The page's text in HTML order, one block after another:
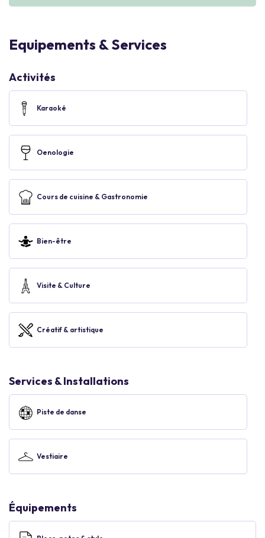
Equipements & Services
Activités
Karaoké
Oenologie
Cours de cuisine & Gastronomie
Bien-être
Visite & Culture
Créatif & artistique
Services & Installations
Piste de danse
Vestiaire
Équipements